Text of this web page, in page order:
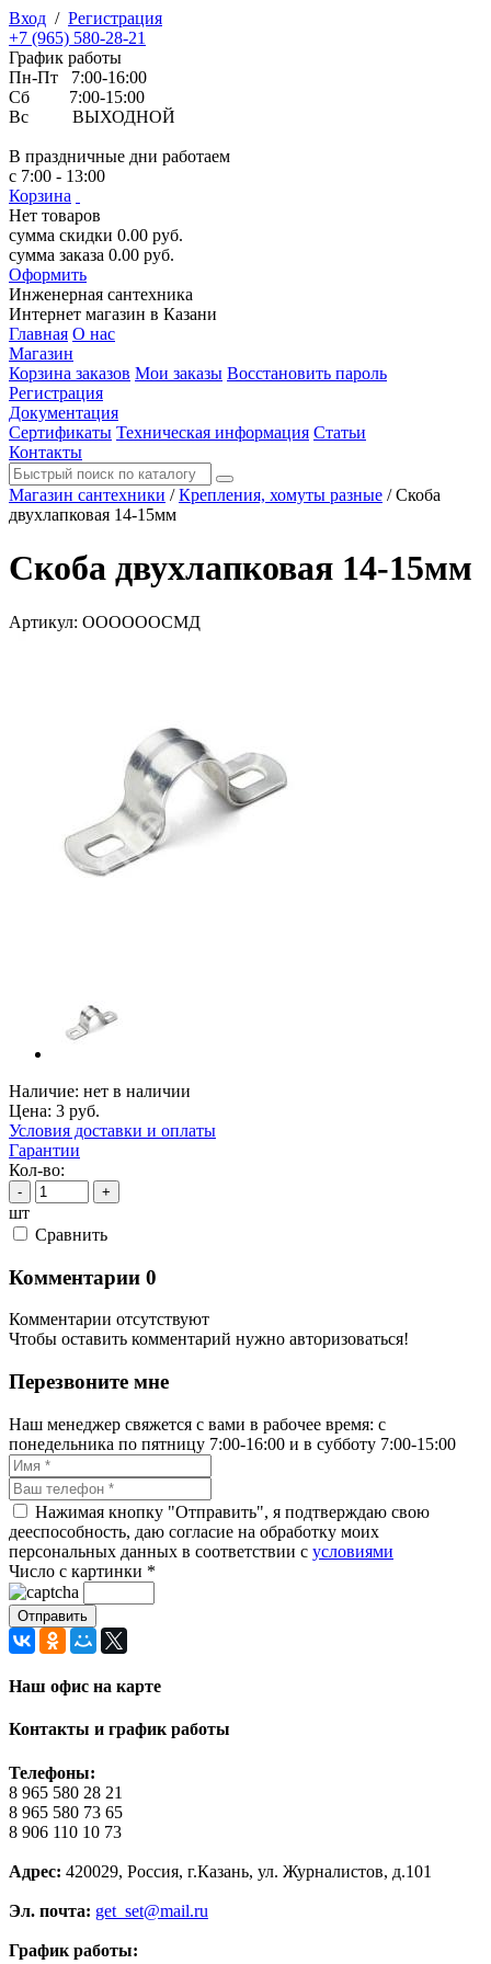
Вход / Регистрация
+7 (965) 580-28-21
График работы
Пн-Пт 7:00-16:00
Сб 7:00-15:00
Вс ВЫХОДНОЙ
В праздничные дни работаем
с 7:00 - 13:00
Корзина
Нет товаров
сумма скидки 0.00 руб.
сумма заказа 0.00 руб.
Оформить
Инженерная сантехника
Интернет магазин в Казани
Главная О нас
Магазин
Корзина заказов Мои заказы Восстановить пароль
Регистрация
Документация
Сертификаты Техническая информация Статьи
Контакты
Магазин сантехники / Крепления, хомуты разные / Скоба
двухлапковая 14-15мм
Скоба двухлапковая 14-15мм
Артикул: ООООООСМД
Наличие: нет в наличии
Цена: 3 руб.
Условия доставки и оплаты
Гарантии
Кол-во:
- +
шт
Cравнить
Комментарии 0
Комментарии отсутствуют
Чтобы оставить комментарий нужно авторизоваться!
Перезвоните мне
Наш менеджер свяжется с вами в рабочее время: с
понедельника по пятницу 7:00-16:00 и в субботу 7:00-15:00
Нажимая кнопку "Отправить", я подтверждаю свою
дееспособность, даю согласие на обработку моих
персональных данных в соответствии с условиями
Число с картинки *
Наш офис на карте
Контакты и график работы
Телефоны:
8 965 580 28 21
8 965 580 73 65
8 906 110 10 73
Адрес: 420029, Россия, г.Казань, ул. Журналистов, д.101
Эл. почта: get_set@mail.ru
График работы: